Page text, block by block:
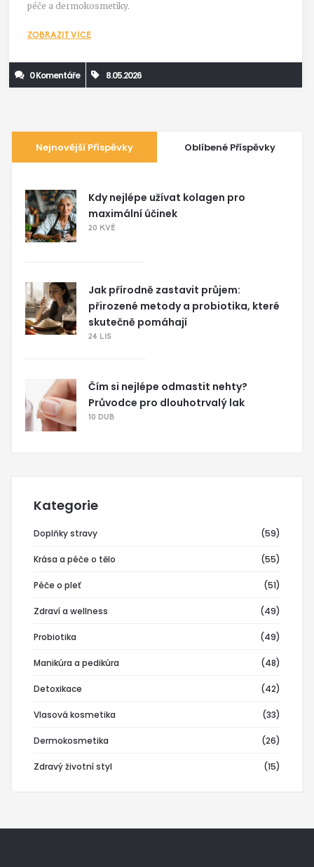
péče a dermokosmetiky.
ZOBRAZIT VÍCE
0 Komentáře 8.05.2026
Nejnovější Příspěvky Oblíbené Příspěvky
Kdy nejlépe užívat kolagen pro
maximální účinek
20 KVĚ
Jak přírodně zastavit průjem:
přirozené metody a probiotika, které
skutečně pomáhají
24 LIS
Čím si nejlépe odmastit nehty?
Průvodce pro dlouhotrvalý lak
10 DUB
Kategorie
Doplňky stravy (59)
Krása a péče o tělo (55)
Péče o pleť (51)
Zdraví a wellness (49)
Probiotika (49)
Manikúra a pedikúra (48)
Detoxikace (42)
Vlasová kosmetika (33)
Dermokosmetika (26)
Zdravý životní styl (15)